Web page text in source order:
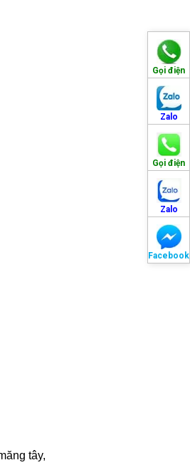
Gọi điện
Zalo
Gọi điện
Zalo
Facebook
tây,